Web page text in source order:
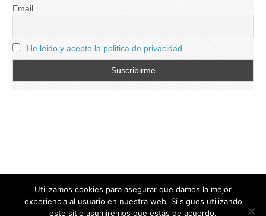
Email
He leido y acepto la politica de privacidad
Utilizamos cookies para asegurar que damos la mejor
experiencia al usuario en nuestra web. Si sigues utilizando
este sitio asumiremos que estás de acuerdo.